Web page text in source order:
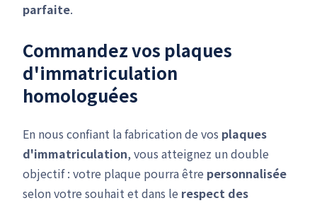
parfaite.
Commandez vos plaques
d'immatriculation
homologuées
En nous confiant la fabrication de vos plaques
d'immatriculation, vous atteignez un double
objectif : votre plaque pourra être personnalisée
selon votre souhait et dans le respect des